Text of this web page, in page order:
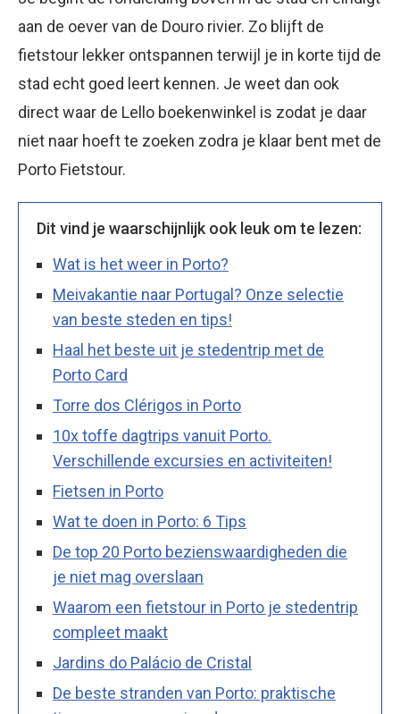
aan de oever van de Douro rivier. Zo blijft de
fietstour lekker ontspannen terwijl je in korte tijd de
stad echt goed leert kennen. Je weet dan ook
direct waar de Lello boekenwinkel is zodat je daar
niet naar hoeft te zoeken zodra je klaar bent met de
Porto Fietstour.
Dit vind je waarschijnlijk ook leuk om te lezen:
Wat is het weer in Porto?
Meivakantie naar Portugal? Onze selectie
van beste steden en tips!
Haal het beste uit je stedentrip met de
Porto Card
Torre dos Clérigos in Porto
10x toffe dagtrips vanuit Porto.
Verschillende excursies en activiteiten!
Fietsen in Porto
Wat te doen in Porto: 6 Tips
De top 20 Porto bezienswaardigheden die
je niet mag overslaan
Waarom een fietstour in Porto je stedentrip
compleet maakt
Jardins do Palácio de Cristal
De beste stranden van Porto: praktische